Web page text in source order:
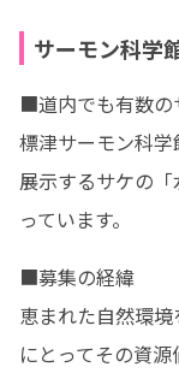
サーモン科学
■道内でも有数の
標津サーモン科
展示するサケの
っています。
■募集の経緯
恵まれた自然環
にとってその資